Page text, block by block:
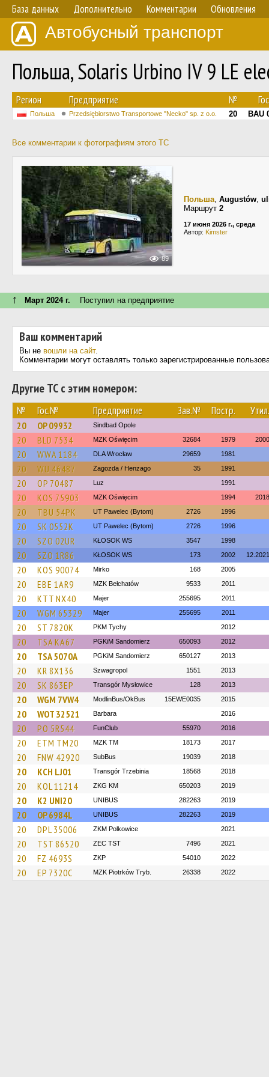
База данных Дополнительно Комментарии Обновления
Автобусный транспорт
Польша, Solaris Urbino IV 9 LE
Регион Предприятие №
Польша Przedsiębiorstwo Transportowe "Necko" sp. z o.o. 20 BAU
Все комментарии к фотографиям этого ТС
89
Польша, Augustów,
Маршрут 2
17 июня 2026 г., среда
Автор: Kimster
↑ Март 2024 г. Поступил на предприятие
Ваш комментарий
Вы не вошли на сайт.
Комментарии могут оставлять только зарегистрированные
Другие ТС с этим номером:
№ Гос.№ Предприятие Зав.№ Постр. Утил.
20 OP 09932 Sindbad Opole
20 BLD 7534 MZK Oświęcim 32684 1979 2000
20 WWA 1184 DLA Wrocław 29659 1981
20 WU 46487 Zagozda / Henzago 35 1991
20 OP 70487 Luz 1991
20 KOS 75903 MZK Oświęcim 1994 2018
20 TBU 54PK UT Pawelec (Bytom) 2726 1996
20 SK 0552K UT Pawelec (Bytom) 2726 1996
20 SZO 02UR KŁOSOK WS 3547 1998
20 SZO 1R86 KŁOSOK WS 173 2002 12.2021
20 KOS 90074 Mirko 168 2005
20 EBE 1AR9 MZK Bełchatów 9533 2011
20 KTT NX40 Majer 255695 2011
20 WGM 65329 Majer 255695 2011
20 ST 7820K PKM Tychy 2012
20 TSA KA67 PGKiM Sandomierz 650093 2012
20 TSA 5070A PGKiM Sandomierz 650127 2013
20 KR 8X136 Szwagropol 1551 2013
20 SK 863EP Transgór Mysłowice 128 2013
20 WGM 7VW4 ModlinBus/OkBus 15EWE0035 2015
20 WOT 32521 Barbara 2016
20 PO 5R544 FunClub 55970 2016
20 ETM TM20 MZK TM 18173 2017
20 FNW 42920 SubBus 19039 2018
20 KCH LJ01 Transgór Trzebinia 18568 2018
20 KOL 11214 ZKG KM 650203 2019
20 K2 UNI20 UNIBUS 282263 2019
20 OP 6984L UNIBUS 282263 2019
20 DPL 35006 ZKM Polkowice 2021
20 TST 86520 ZEC TST 7496 2021
20 FZ 4693S ZKP 54010 2022
20 EP 7320C MZK Piotrków Tryb. 26338 2022